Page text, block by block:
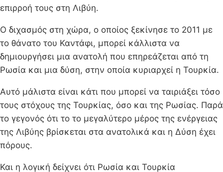
επιρροή τους στη Λιβύη.
Ο διχασμός στη χώρα, ο οποίος ξεκίνησε το 2011 με
το θάνατο του Καντάφι, μπορεί κάλλιστα να
δημιουργήσει μια ανατολή που επηρεάζεται από τη
Ρωσία και μια δύση, στην οποία κυριαρχεί η Τουρκία.
Αυτό μάλιστα είναι κάτι που μπορεί να ταιριάξει τόσο
τους στόχους της Τουρκίας, όσο και της Ρωσίας. Παρά
το γεγονός ότι το το μεγαλύτερο μέρος της ενέργειας
της Λιβύης βρίσκεται στα ανατολικά και η Δύση έχει
πόρους.
Και η λογική δείχνει ότι Ρωσία και Τουρκία